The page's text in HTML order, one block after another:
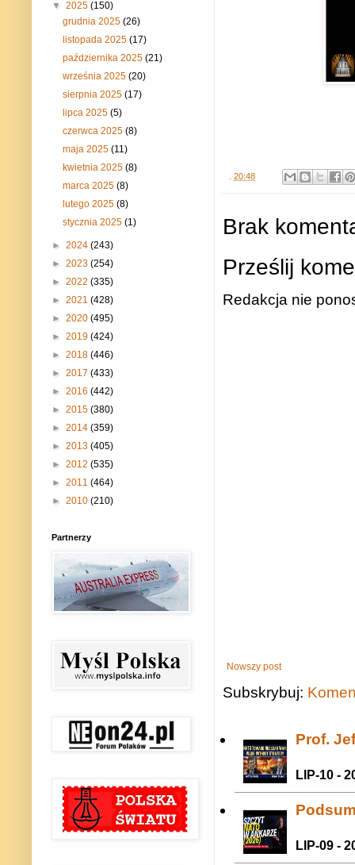
20:48
Brak
Prześlij
Redakcja nie
Nowszy post
Subskrybuj:
Prof.
LIP-10 -
LIP-09 -
▼ 2025 (150)
grudnia 2025(26)
listopada 2025(17)
października 2025(21)
września 2025(20)
sierpnia 2025(17)
lipca 2025(5)
czerwca 2025(8)
maja 2025(11)
kwietnia 2025(8)
marca 2025(8)
lutego 2025(8)
stycznia 2025(1)
► 2024 (243)
► 2023 (254)
► 2022 (335)
► 2021 (428)
► 2020 (495)
► 2019 (424)
► 2018 (446)
► 2017 (433)
► 2016 (442)
► 2015 (380)
► 2014 (359)
► 2013 (405)
► 2012 (535)
► 2011 (464)
► 2010 (210)
Partnerzy